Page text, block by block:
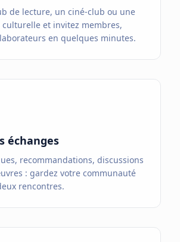
de lecture, un ciné-club ou une
et invitez membres,
en quelques minutes.
échanges
recommandations, discussions
: gardez votre communauté
rencontres.